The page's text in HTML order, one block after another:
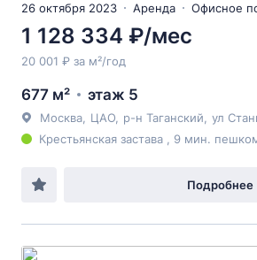
26 октября 2023 Аренда Офисное
1 128 334 ₽/мес
20 001 ₽ за м²/год
677 м² этаж 5
Москва ЦАО р-н Таганский ул
Крестьянская застава , 9 мин.
Подробнее